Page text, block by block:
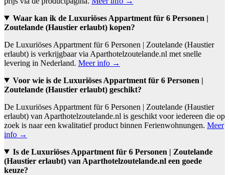
Waar kan ik de Luxuriöses Appartment für 6 Personen |
Zoutelande (Haustier erlaubt) kopen?
De Luxuriöses Appartment für 6 Personen | Zoutelande (Haustier
erlaubt) is verkrijgbaar via Aparthotelzoutelande.nl met snelle
levering in Nederland. Meer info →
Voor wie is de Luxuriöses Appartment für 6 Personen |
Zoutelande (Haustier erlaubt) geschikt?
De Luxuriöses Appartment für 6 Personen | Zoutelande (Haustier
erlaubt) van Aparthotelzoutelande.nl is geschikt voor iedereen die op
zoek is naar een kwalitatief product binnen Ferienwohnungen. Meer
info →
Is de Luxuriöses Appartment für 6 Personen | Zoutelande
(Haustier erlaubt) van Aparthotelzoutelande.nl een goede
keuze?